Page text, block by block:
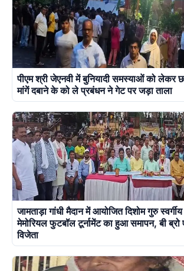
पीएम श्री जेएनवी में बुनियादी समस्याओं को लेकर
मांगें दबाने के को ले प्रबंधन ने गेट पर जड़ा ताला
जामताड़ा गांधी मैदान में आयोजित दिशोम गुरु
मेमोरियल फुटबॉल टूर्नामेंट का हुआ समापन, बी ब्रो
विजेता